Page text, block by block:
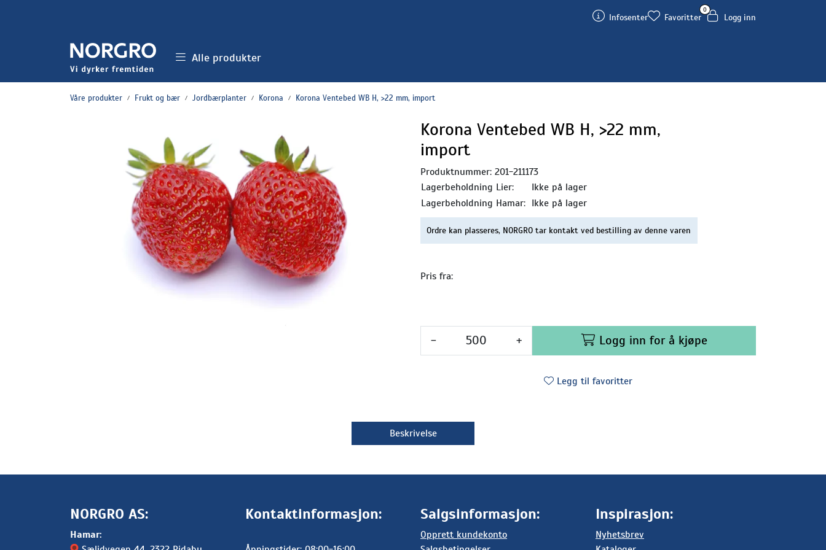
Infosenter
0
Favoritter Logg inn
Alle produkter
Våre produkter Frukt og bær Jordbærplanter Korona Korona Ventebed WB H, >22 mm, import
Korona Ventebed WB H, >22 mm,
import
Produktnummer: 201-211173
Lagerbeholdning Lier:
Ikke på lager
Lagerbeholdning Hamar: Ikke på lager
Ordre kan plasseres, NORGRO tar kontakt ved bestilling av denne varen
Pris fra:
- + Logg inn for å kjøpe
Legg til favoritter
Beskrivelse
NORGRO AS:
Hamar:
Kontaktinformasjon: Salgsinformasjon:
Opprett kundekonto
Inspirasjon:
Nyhetsbrev